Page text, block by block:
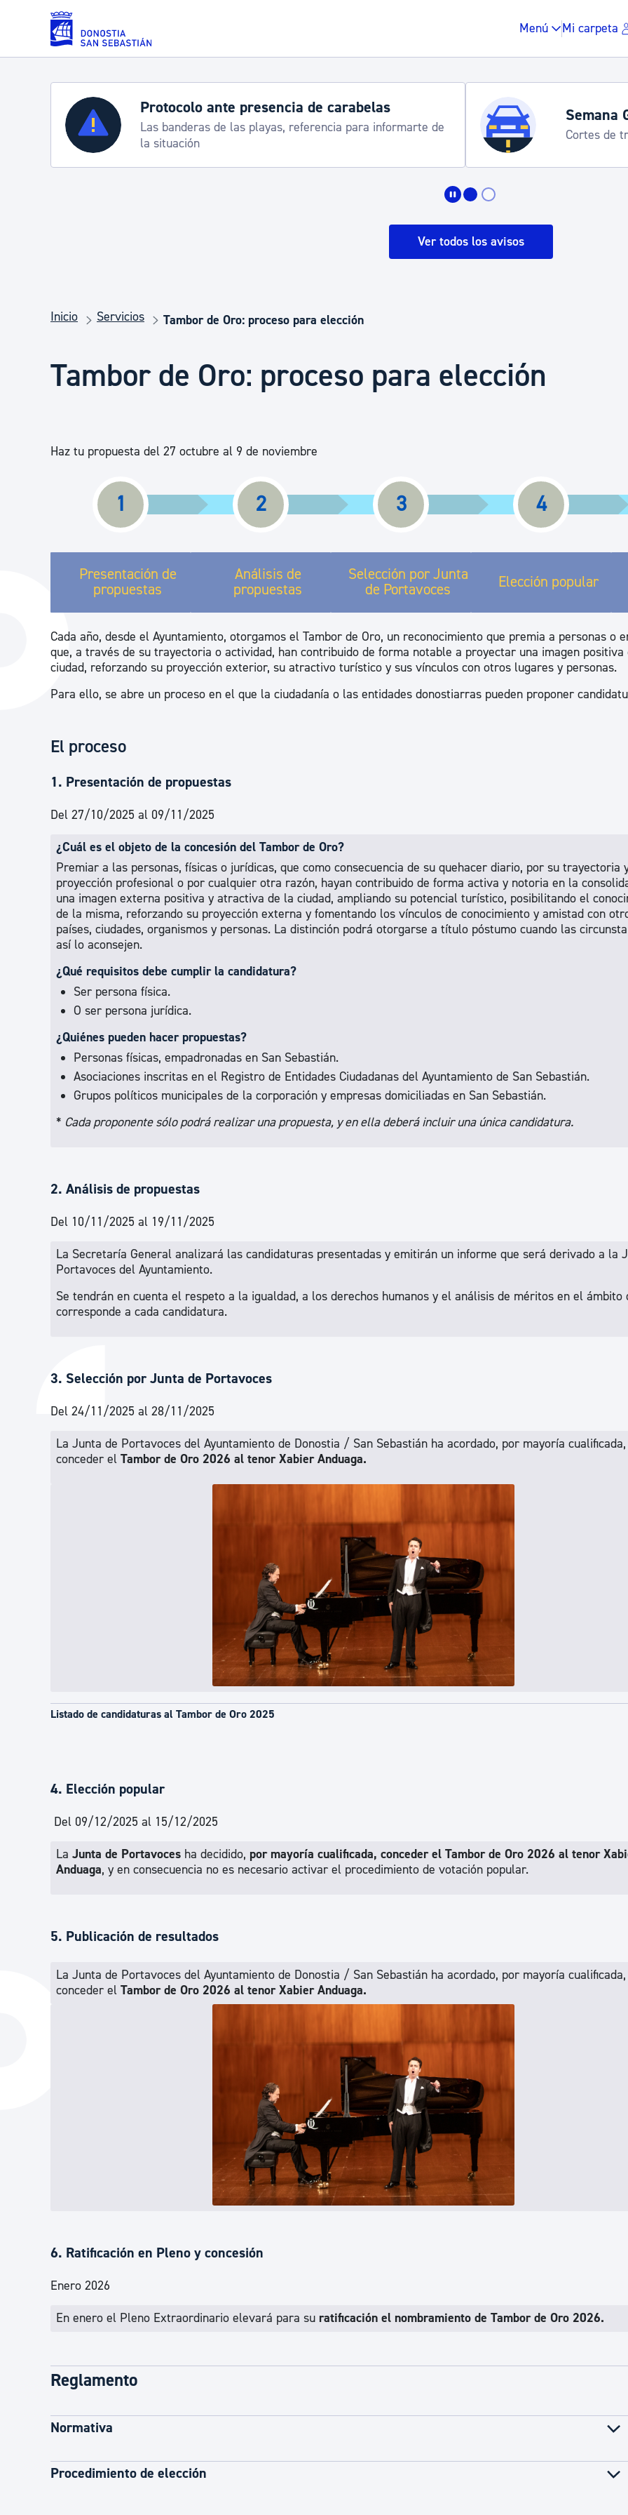
Saltar al contenido principal
Menú Mi carpeta
Servicios
Padrón y asuntos personales
Espacio público,
Seguridad ciudadana y emergencias
Salud Pública, animales y consumo Desarrollo económico
Participación ciudadana y asociacionismo Cultura
La ciudad
La ciudad ahora
Descubre la ciudad
Actualidad
Noticias
Avisos
Administración municipal
Tablón de anuncios oficiales
Calendario fiscal
Semana Grande 2026: programa
8-15 agosto
Horarios
Udalinfo,
Urgull,
Ver todos los avisos
Inicio Servicios Tambor de Oro: proceso para elección
Tambor de Oro: proceso para elección
Haz tu propuesta del 27 octubre al 9 de noviembre
1
Presentación de
propuestas
2
Análisis de
propuestas
3
Selección por Junta
de Portavoces
4
Elección popular
Cada año, desde el Ayuntamiento, otorgamos el Tambor de Oro, un reconocimiento que premia a personas o
que, a través de su trayectoria o actividad, han contribuido de forma notable a proyectar una imagen positiva
ciudad, reforzando su proyección exterior, su atractivo turístico y sus vínculos con otros lugares y personas.
Para ello, se abre un proceso en el que la ciudadanía o las entidades donostiarras pueden proponer
El proceso
1. Presentación de propuestas
Del 27/10/2025 al 09/11/2025
¿Cuál es el objeto de la concesión del Tambor de Oro?
Premiar a las personas, físicas o jurídicas, que como consecuencia de su quehacer diario, por su trayectoria
proyección profesional o por cualquier otra razón, hayan contribuido de forma activa y notoria en la
una imagen externa positiva y atractiva de la ciudad, ampliando su potencial turístico, posibilitando el
de la misma, reforzando su proyección externa y fomentando los vínculos de conocimiento y amistad con
países, ciudades, organismos y personas. La distinción podrá otorgarse a título póstumo cuando las
así lo aconsejen.
¿Qué requisitos debe cumplir la candidatura?
Ser persona física.
O ser persona jurídica.
¿Quiénes pueden hacer propuestas?
Personas físicas, empadronadas en San Sebastián.
Asociaciones inscritas en el Registro de Entidades Ciudadanas del Ayuntamiento de San Sebastián.
Grupos políticos municipales de la corporación y empresas domiciliadas en San Sebastián.
* Cada proponente sólo podrá realizar una propuesta, y en ella deberá incluir una única candidatura.
2. Análisis de propuestas
Del 10/11/2025 al 19/11/2025
La Secretaría General analizará las candidaturas presentadas y emitirán un informe que será derivado a la
Portavoces del Ayuntamiento.
Se tendrán en cuenta el respeto a la igualdad, a los derechos humanos y el análisis de méritos en el ámbito
corresponde a cada candidatura.
3. Selección por Junta de Portavoces
Del 24/11/2025 al 28/11/2025
La Junta de Portavoces del Ayuntamiento de Donostia / San Sebastián ha acordado, por mayoría cualificada,
conceder el Tambor de Oro 2026 al tenor Xabier Anduaga.
Listado de candidaturas al Tambor de Oro 2025
4. Elección popular
Del 09/12/2025 al 15/12/2025
La Junta de Portavoces ha decidido, por mayoría cualificada, conceder el Tambor de Oro 2026 al tenor
Anduaga, y en consecuencia no es necesario activar el procedimiento de votación popular.
5. Publicación de resultados
La Junta de Portavoces del Ayuntamiento de Donostia / San Sebastián ha acordado, por mayoría cualificada,
conceder el Tambor de Oro 2026 al tenor Xabier Anduaga.
6. Ratificación en Pleno y concesión
Enero 2026
En enero el Pleno Extraordinario elevará para su ratificación el nombramiento de Tambor de Oro 2026.
Reglamento
Normativa
Procedimiento de elección